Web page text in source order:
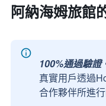
阿納海姆旅館
100%通過驗證
真實用戶透過
合作夥伴所進